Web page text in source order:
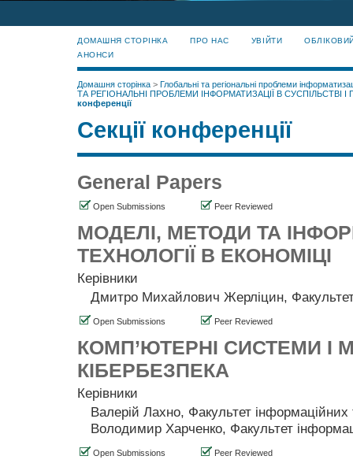
ДОМАШНЯ СТОРІНКА ПРО НАС УВІЙТИ
АНОНСИ
Домашня сторінка > Глобальні та регіональні проблеми
ТА РЕГІОНАЛЬНІ ПРОБЛЕМИ ІНФОРМАТИЗАЦІЇ В СУСПІЛЬСТВІ
конференції
Секції конференції
General Papers
Open Submissions Peer Reviewed
МОДЕЛІ, МЕТОДИ ТА
ТЕХНОЛОГІЇ В ЕКОНОМІЦІ
Керівники
Дмитро Михайлович Жерліцин, Факультет
Open Submissions Peer Reviewed
КОМП’ЮТЕРНІ СИСТЕМИ І
КІБЕРБЕЗПЕКА
Керівники
Валерій Лахно, Факультет інформаційних
Володимир Харченко, Факультет
Open Submissions Peer Reviewed